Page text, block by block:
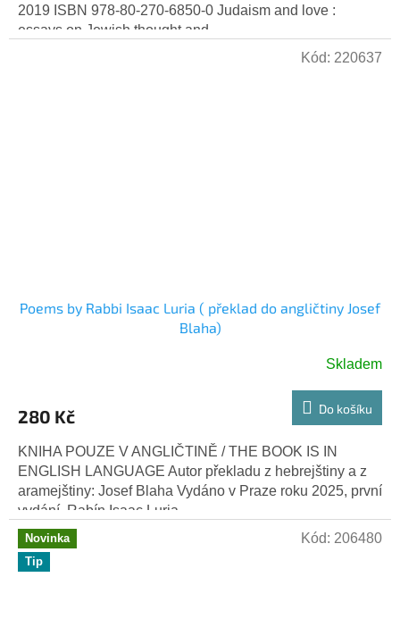
2019 ISBN 978-80-270-6850-0 Judaism and love :
essays on Jewish thought and...
Poems by Rabbi Isaac Luria ( překlad do angličtiny Josef
Blaha)
Skladem
280 Kč Do košíku
KNIHA POUZE V ANGLIČTINĚ / THE BOOK IS IN
ENGLISH LANGUAGE Autor překladu z hebrejštiny a z
aramejštiny: Josef Blaha Vydáno v Praze roku 2025, první
vydání. Rabín Isaac Luria...
Kód: 220637
Novinka
Tip
Kód: 206480